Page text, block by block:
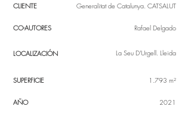
CLIENTE Generalitat de Catalunya. CATSALUT
CO-AUTORES Rafael Delgado
LOCALIZACIÓN La Seu D'Urgell. Lleida
SUPERFICIE 1.793 m²
AÑO 2021